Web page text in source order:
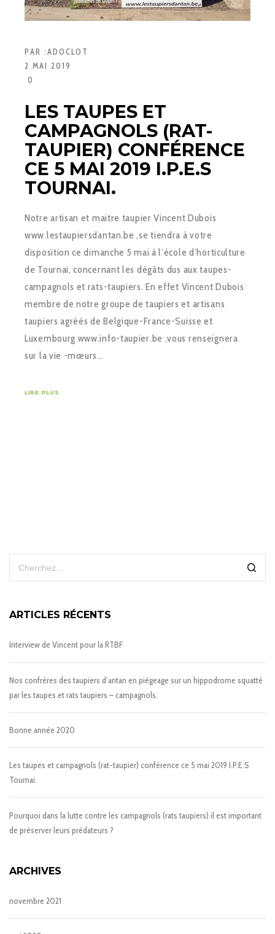
PAR :ADOCLOT
2 MAI 2019
0
LES TAUPES ET
CAMPAGNOLS (RAT-
TAUPIER) CONFÉRENCE
CE 5 MAI 2019 I.P.E.S
TOURNAI.
Notre artisan et maitre taupier Vincent Dubois
www.lestaupiersdantan.be ,se tiendra à votre
disposition ce dimanche 5 mai à l’école d’horticulture
de Tournai, concernant les dégâts dus aux taupes-
campagnols et rats-taupiers. En effet Vincent Dubois
membre de notre groupe de taupiers et artisans
taupiers agréés de Belgique-France-Suisse et
Luxembourg www.info-taupier.be ,vous renseignera
sur la vie -mœurs…
LIRE PLUS
ARTICLES RÉCENTS
Interview de Vincent pour la RTBF
Nos confrères des taupiers d’antan en piégeage sur un hippodrome squatté
par les taupes et rats taupiers – campagnols.
Bonne année 2020
Les taupes et campagnols (rat-taupier) conférence ce 5 mai 2019 I.P.E.S
Tournai.
Pourquoi dans la lutte contre les campagnols (rats taupiers) il est important
de préserver leurs prédateurs ?
ARCHIVES
novembre 2021